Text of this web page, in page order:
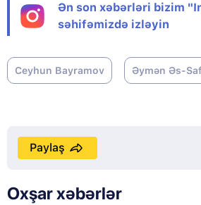
Ən son xəbərləri bizim
səhifəmizdə izləyin
Ceyhun Bayramov Əymən Əs-
Paylaş
Oxşar xəbərlər